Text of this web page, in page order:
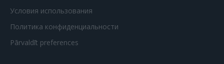
РЕГИСТРАЦИЯ
Условия использования
Политика конфиденциальности
Pārvaldīt preferences